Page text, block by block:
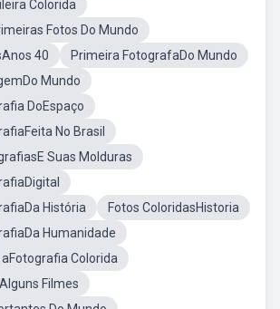
Colorida
Fotos Do Mundo
40
Primeira FotografaDo Mundo
Mundo
DoEspaço
No Brasil
Suas Molduras
História
Fotos ColoridasHistoria
Humanidade
Colorida
Filmes